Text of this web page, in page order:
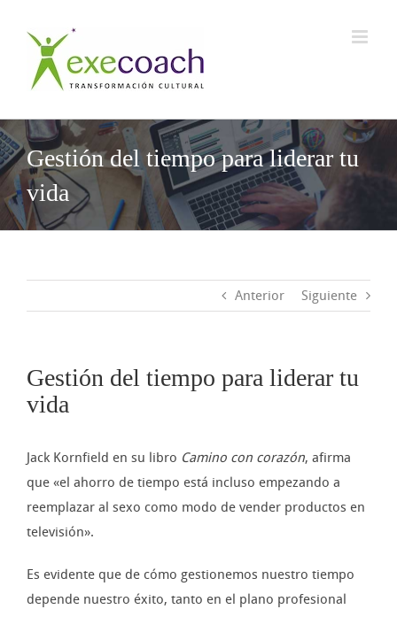
contenido
Gestión del tiempo para liderar tu
vida
Anterior Siguiente
Gestión del tiempo para liderar tu
vida
Jack Kornfield en su libro Camino con corazón, afirma
que «el ahorro de tiempo está incluso empezando a
reemplazar al sexo como modo de vender productos en
televisión».
Es evidente que de cómo gestionemos nuestro tiempo
depende nuestro éxito, tanto en el plano profesional